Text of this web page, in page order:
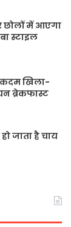
छोलों में आएगा
स्टाइल
खिला-
ब्रेकफास्ट
जाता है चाय